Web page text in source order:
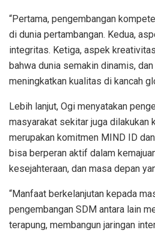
“Pertama, pengembangan
di dunia pertambangan. Kedua,
integritas. Ketiga, aspek
bahwa dunia semakin dinamis,
meningkatkan kualitas di kancah
Lebih lanjut, Ogi menyatakan
masyarakat sekitar juga dilakukan
merupakan komitmen MIND ID
bisa berperan aktif dalam
kesejahteraan, dan masa depan
“Manfaat berkelanjutan kepada
pengembangan SDM antara lain
terapung, membangun jaringan